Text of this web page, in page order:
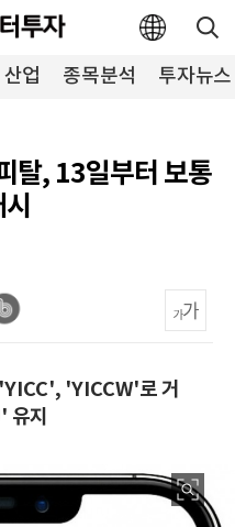
산업 종목분석 투자뉴스
탈, 13일부터 보통
'YICCW'로 거
지